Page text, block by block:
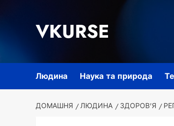
VKURSE
Людина Наука та природа
ДОМАШНЯ ЛЮДИНА ЗДОРОВ'Я